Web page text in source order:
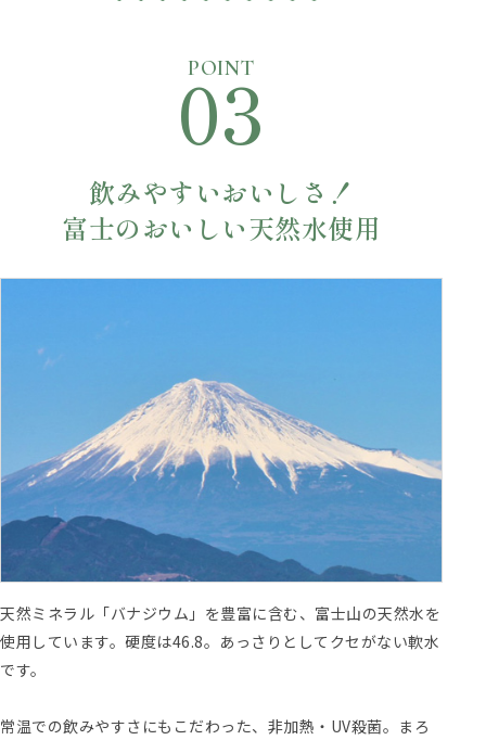
POINT
03
飲みやすいおいしさ！
富士のおいしい天然水使用
天然ミネラル「バナジウム」を豊富に含む、富士山の天然水を
使用しています。硬度は46.8。あっさりとしてクセがない軟水
です。
常温での飲みやすさにもこだわった、非加熱・UV殺菌。まろ